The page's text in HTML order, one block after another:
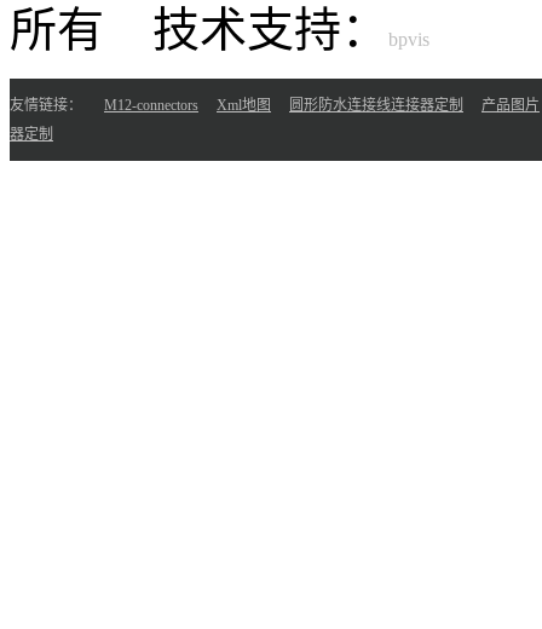
所有 技术支持：
友情链接： M12-connectors Xml地图 圆形防水连接线连接器定制
产品图片
器定制